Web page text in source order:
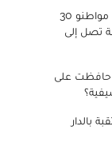
تأشيرة الدخول للولايات المتحدة: مواطنو 30
تصل إلى
حافظت على
بالدار